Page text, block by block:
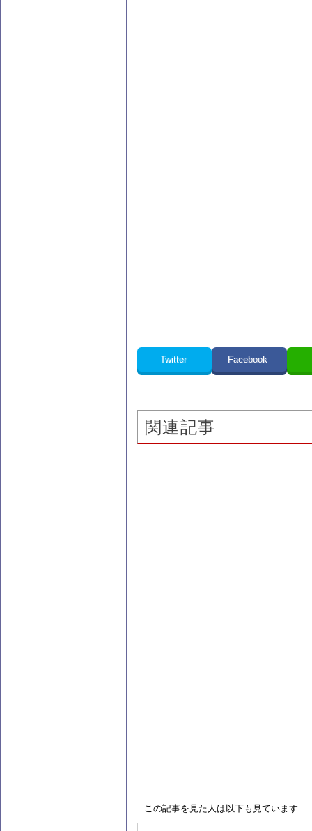
Twitter Facebook
関連記事
この記事を見た人は以下も見ています